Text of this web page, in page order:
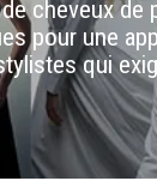
cheveux
pour une
qui